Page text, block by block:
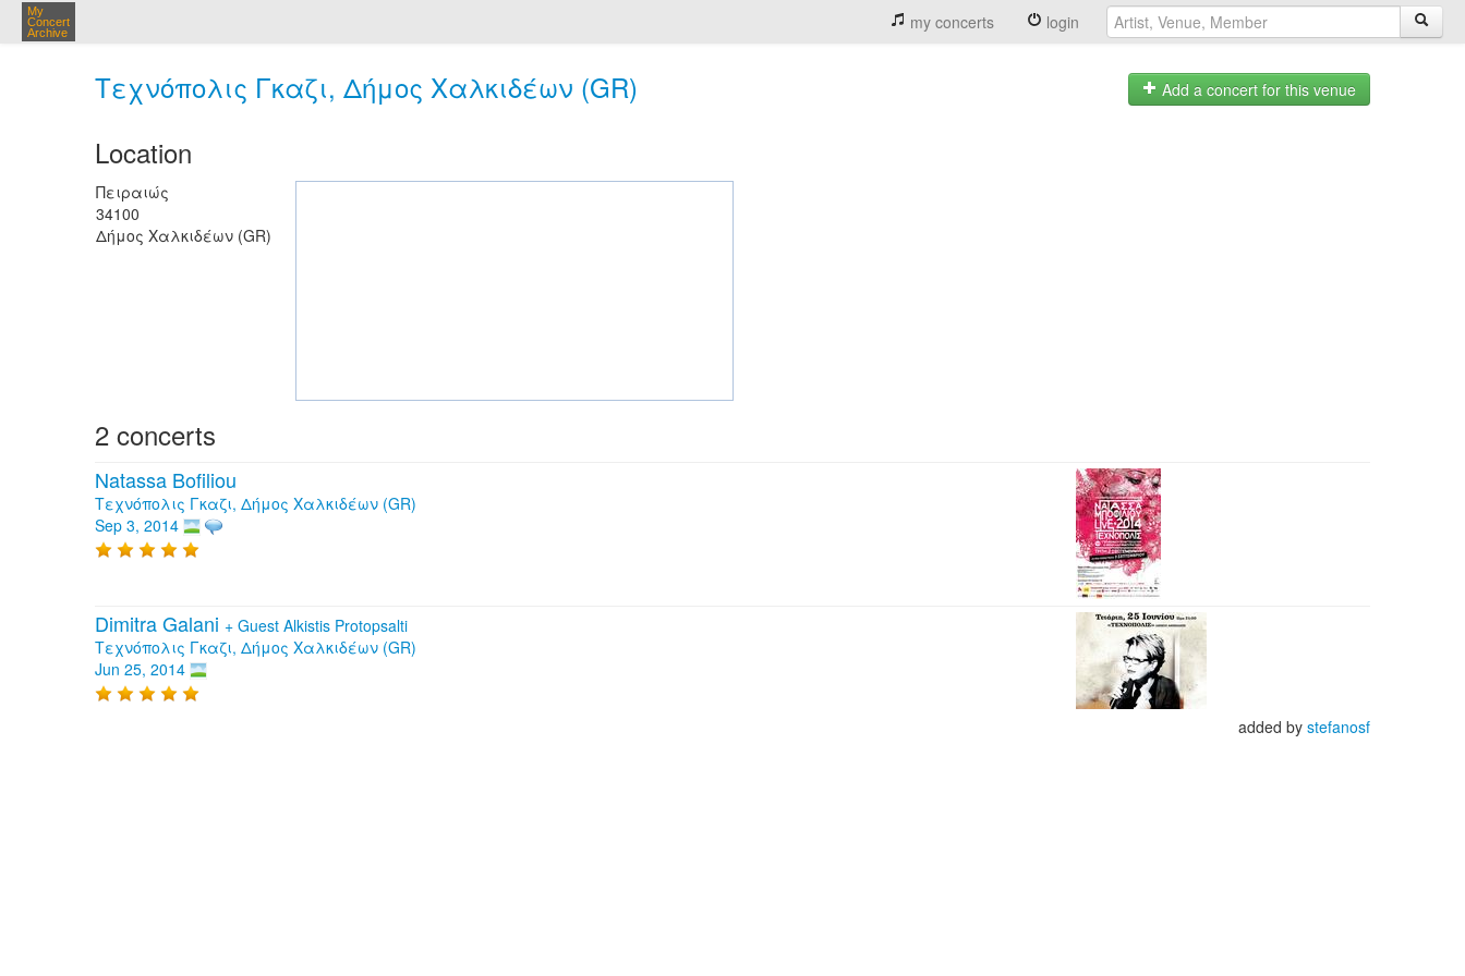
My
Concert
Archive
my concerts login
Τεχνόπολις Γκαζι, Δήμος Χαλκιδέων (GR) Add a concert for this venue
Location
Πειραιώς
34100
Δήμος Χαλκιδέων (GR)
2 concerts
Natassa Bofiliou
Τεχνόπολις Γκαζι, Δήμος Χαλκιδέων (GR)
Sep 3, 2014
Dimitra Galani + Guest Alkistis Protopsalti
Τεχνόπολις Γκαζι, Δήμος Χαλκιδέων (GR)
Jun 25, 2014
added by stefanosf